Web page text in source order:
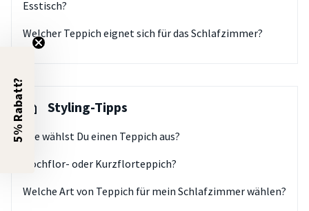
Esstisch?
Welcher Teppich eignet sich für das Schlafzimmer?
Styling-Tipps
Wie wählst Du einen Teppich aus?
Hochflor- oder Kurzflorteppich?
Welche Art von Teppich für mein Schlafzimmer wählen?
5% Rabatt?